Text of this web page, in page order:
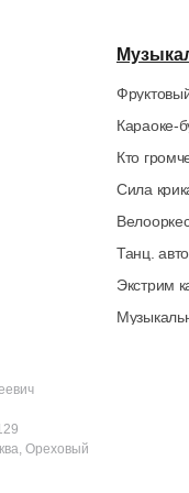
Караоке-
Кто
Сила
Танц.
Экстрим
Ореховый